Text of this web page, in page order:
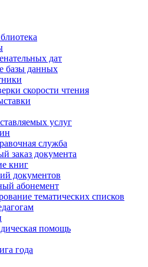
дат
базы данных
скорости чтения
услуг
служба
заказ документа
книг
документов
абонемент
тематических списков
помощь
года